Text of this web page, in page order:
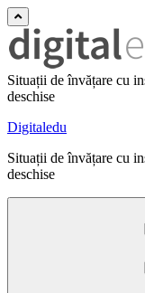
Situații de învățare cu
deschise
Digitaledu
Situații de învățare cu
deschise